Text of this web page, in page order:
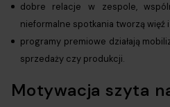
dobre relacje w zespole,
nieformalne spotkania tworzą więź i
programy premiowe działają
sprzedaży czy produkcji.
Motywacja szyta